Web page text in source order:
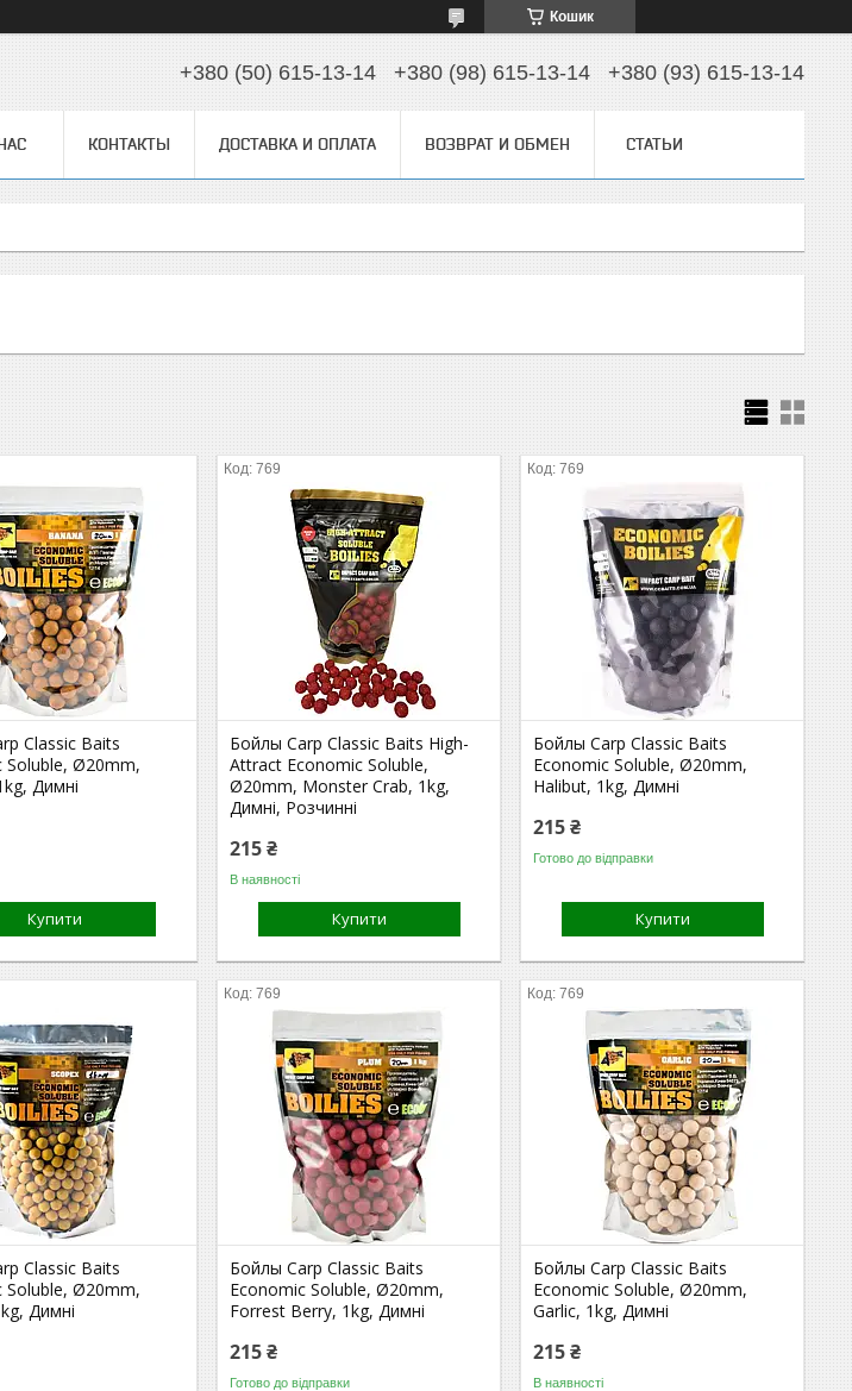
Кошик
+380 (50) 615-13-14 +380 (98) 615-13-14 +380 (93) 615-13-14
КОНТАКТЫ ДОСТАВКА И ОПЛАТА ВОЗВРАТ И ОБМЕН СТАТЬИ
Classic Baits
Soluble, Ø20mm,
Димні
Купити
769
Бойлы Carp Classic Baits High-
Attract Economic Soluble,
Ø20mm, Monster Crab, 1kg,
Димні, Розчинні
215 ₴
В наявності
Купити
769
Бойлы Carp Classic Baits
Economic Soluble, Ø20mm,
Halibut, 1kg, Димні
215 ₴
Готово до відправки
Купити
Classic Baits
Soluble, Ø20mm,
Димні
769
Бойлы Carp Classic Baits
Economic Soluble, Ø20mm,
Forrest Berry, 1kg, Димні
215 ₴
Готово до відправки
769
Бойлы Carp Classic Baits
Economic Soluble, Ø20mm,
Garlic, 1kg, Димні
215 ₴
В наявності